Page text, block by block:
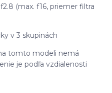
(max. f16, priemer filtra
v 3 skupinách
tomto modeli nemá
je podľa vzdialenosti